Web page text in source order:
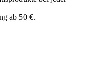
ab 50 €.